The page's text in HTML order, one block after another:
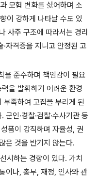
모험 변화를 싫어하며 소
이 강하게 나타날 수도 있
사주 구조에 따라서는 경리
·자격증을 지니고 안정된 고
을 준수하며 책임감이 필요
을 발휘하기 어려운 환경
족하여 고집을 부리게 된
인·경찰·검찰·수사기관 등
품이 강직하며 자율성, 권
은 것을 반기지 않는다.
시하는 경향이 있다. 가치
이나, 총무, 재정, 인사와 관